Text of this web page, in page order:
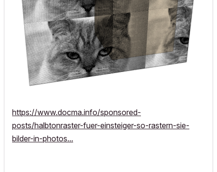
https://www.docma.info/sponsored-
posts/halbtonraster-fuer-einsteiger-so-rastern-sie-
bilder-in-photos...